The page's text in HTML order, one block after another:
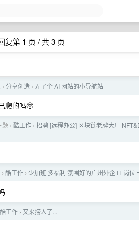
复第 1 页 / 共 3 页
› 分享创造 › 弄了个 AI 网站的小导航站
爬的吗🥺
题 › 酷工作 › 招聘 [远程办公] 区块链老牌大厂
› 酷工作 › 少加班 多福利 氛围好的广州外企 IT 岗位
酷工作 › 又来捞人了...